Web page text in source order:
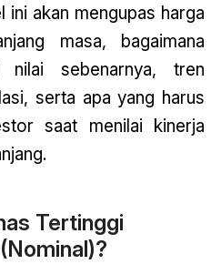
ini akan mengupas harga
masa, bagaimana
nilai sebenarnya, tren
serta apa yang harus
saat menilai kinerja
Tertinggi